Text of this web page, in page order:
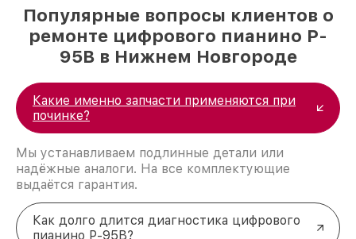
Популярные вопросы клиентов о
ремонте цифрового пианино P-
95B в Нижнем Новгороде
Какие именно запчасти применяются при
починке?
Мы устанавливаем подлинные детали или
надёжные аналоги. На все комплектующие
выдаётся гарантия.
Как долго длится диагностика цифрового
пианино P-95B?